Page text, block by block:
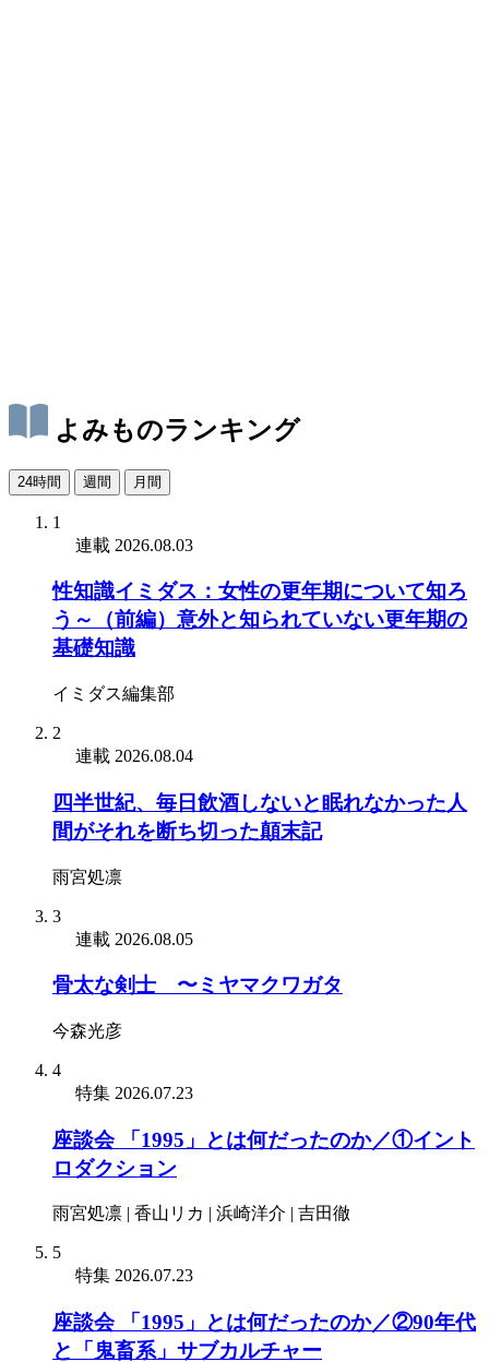
よみものランキング
24時間 週間 月間
1
連載 2026.08.03
性知識イミダス：女性の更年期について知ろ
う～（前編）意外と知られていない更年期の
基礎知識
イミダス編集部
2
連載 2026.08.04
四半世紀、毎日飲酒しないと眠れなかった人
間がそれを断ち切った顛末記
雨宮処凛
3
連載 2026.08.05
骨太な剣士 〜ミヤマクワガタ
今森光彦
4
特集 2026.07.23
座談会 「1995」とは何だったのか／①イント
ロダクション
雨宮処凛 | 香山リカ | 浜崎洋介 | 吉田徹
5
特集 2026.07.23
座談会 「1995」とは何だったのか／②90年代
と「鬼畜系」サブカルチャー